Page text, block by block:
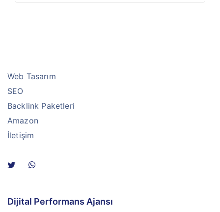
Web Tasarım
SEO
Backlink Paketleri
Amazon
İletişim
Dijital Performans Ajansı